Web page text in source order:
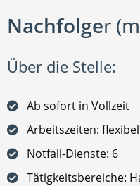
Nachfolger
Über die Stelle:
Ab sofort in Vollzeit
Arbeitszeiten: flexibel
Notfall-Dienste: 6
Tätigkeitsbereiche: